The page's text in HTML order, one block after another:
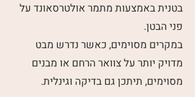
בטנית באמצעות מתמר אולטרסאונד על
פני הבטן.
במקרים מסוימים, כאשר נדרש מבט
מדויק יותר על צוואר הרחם או מבנים
מסוימים, תיתכן גם בדיקה וגינלית.